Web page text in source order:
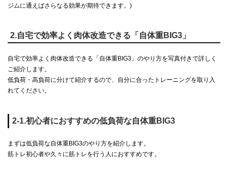
ジムに通えばさらなる効果が期待できます。)
2.自宅で効率よく肉体改造できる「自体重BIG3」
自宅で効率よく肉体改造できる「自体重BIG3」のやり方を写真付きで詳しく
ご紹介します。
低負荷・高負荷に分けて紹介するので、自分に合ったトレーニングを取り入
れてください。
2-1.初心者におすすめの低負荷な自体重BIG3
まずは低負荷な自体重BIG3のやり方を紹介します。
筋トレ初心者や久々に筋トレを行う人におすすめです。